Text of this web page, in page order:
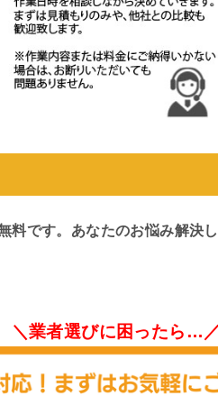
料です。あなたのお悩み解決
＼業者選びに困ったら…／